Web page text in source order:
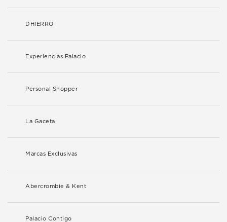
DHIERRO
Experiencias Palacio
Personal Shopper
La Gaceta
Marcas Exclusivas
Abercrombie & Kent
Palacio Contigo